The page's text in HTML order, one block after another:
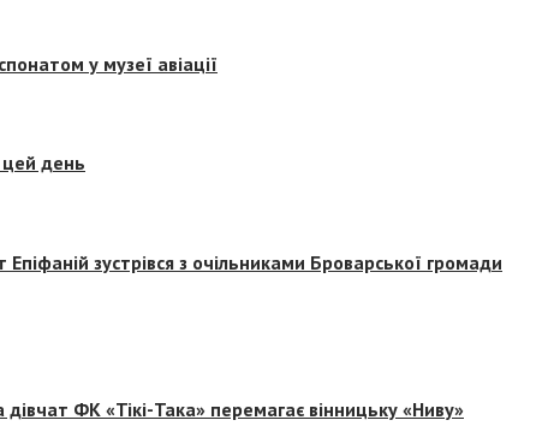
у музеї авіації
день
зустрівся з очільниками Броварської громади
ФК «Тікі-Така» перемагає вінницьку «Ниву»